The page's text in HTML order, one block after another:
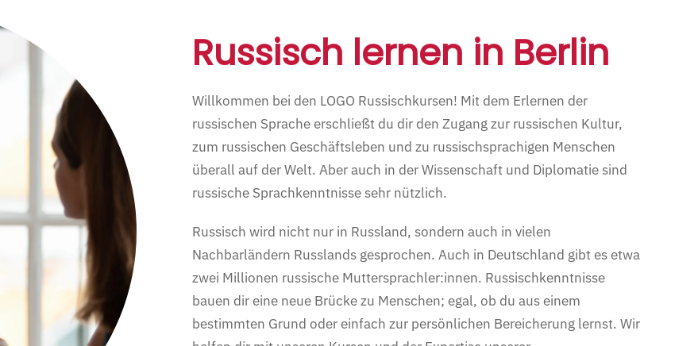
Russisch lernen in Berlin
Willkommen bei den LOGO Russischkursen! Mit dem Erlernen der
russischen Sprache erschließt du dir den Zugang zur russischen Kultur,
zum russischen Geschäftsleben und zu russischsprachigen Menschen
überall auf der Welt. Aber auch in der Wissenschaft und Diplomatie sind
russische Sprachkenntnisse sehr nützlich.
Russisch wird nicht nur in Russland, sondern auch in vielen
Nachbarländern Russlands gesprochen. Auch in Deutschland gibt es etwa
zwei Millionen russische Muttersprachler:innen. Russischkenntnisse
bauen dir eine neue Brücke zu Menschen; egal, ob du aus einem
bestimmten Grund oder einfach zur persönlichen Bereicherung lernst. Wir